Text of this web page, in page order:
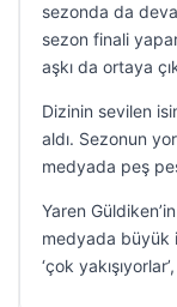
sezonda da
sezon finali
aşkı da ortaya
Dizinin sevilen
aldı. Sezonun
medyada peş
Yaren
medyada büyük
‘çok